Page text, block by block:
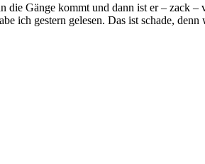
die Gänge kommt und dann ist er – zack –
ich gestern gelesen. Das ist schade,